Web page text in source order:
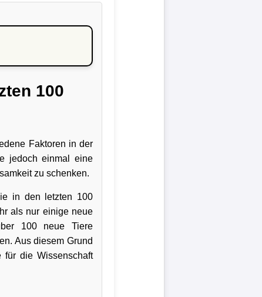
100
Faktoren in der
jedoch einmal eine
zu schenken.
in den letzten 100
als nur einige neue
100 neue Tiere
Aus diesem Grund
für die Wissenschaft